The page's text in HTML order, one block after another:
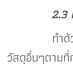
2.3
ทำด้วย
วัสดุอื่นๆตาม